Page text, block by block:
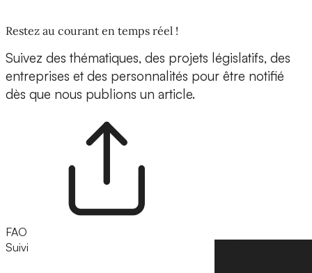
Restez au courant en temps réel !
Suivez des thématiques, des projets législatifs, des
entreprises et des personnalités pour être notifié
dès que nous publions un article.
FAO
Suivi